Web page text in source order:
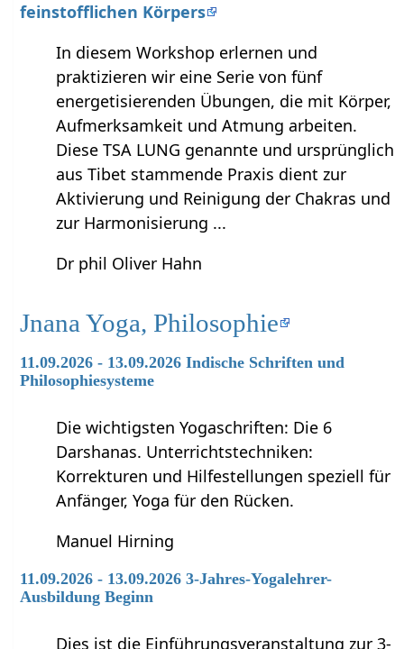
feinstofflichen Körpers
In diesem Workshop erlernen und
praktizieren wir eine Serie von fünf
energetisierenden Übungen, die mit Körper,
Aufmerksamkeit und Atmung arbeiten.
Diese TSA LUNG genannte und ursprünglich
aus Tibet stammende Praxis dient zur
Aktivierung und Reinigung der Chakras und
zur Harmonisierung ...
Dr phil Oliver Hahn
Jnana Yoga, Philosophie
11.09.2026 - 13.09.2026 Indische Schriften und
Philosophiesysteme
Die wichtigsten Yogaschriften: Die 6
Darshanas. Unterrichtstechniken:
Korrekturen und Hilfestellungen speziell für
Anfänger, Yoga für den Rücken.
Manuel Hirning
11.09.2026 - 13.09.2026 3-Jahres-Yogalehrer-
Ausbildung Beginn
Dies ist die Einführungsveranstaltung zur 3-